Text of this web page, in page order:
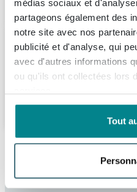
médias sociaux et
partageons également des
notre site avec nos
publicité et d'analyse, qui
avec d'autres informations
ou qu'ils ont collectées lors
Tout
Arcqua Ica
mat
Livraison: 1 - 2
2.930,-
Description
Arcqua Pinto
Spécifications